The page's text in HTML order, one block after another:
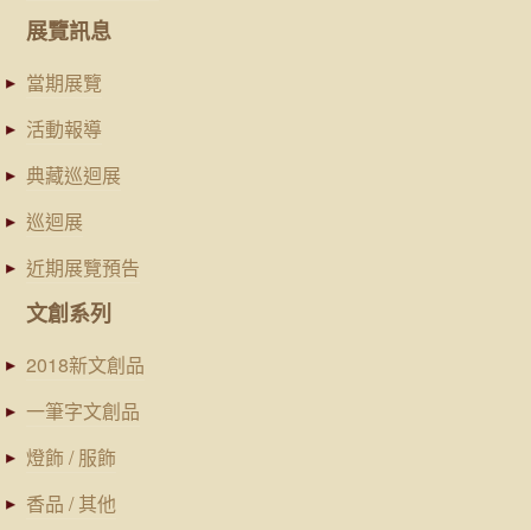
展覽訊息
當期展覽
活動報導
典藏巡迴展
巡迴展
近期展覽預告
文創系列
2018新文創品
一筆字文創品
燈飾 / 服飾
香品 / 其他